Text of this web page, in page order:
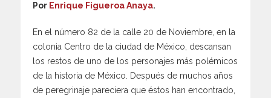
Por Enrique Figueroa Anaya.
En el número 82 de la calle 20 de Noviembre, en la
colonia Centro de la ciudad de México, descansan
los restos de uno de los personajes más polémicos
de la historia de México. Después de muchos años
de peregrinaje pareciera que éstos han encontrado,